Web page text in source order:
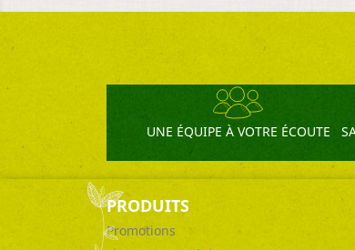
UNE ÉQUIPE À VOTRE ÉCOUTE
PRODUITS
Promotions